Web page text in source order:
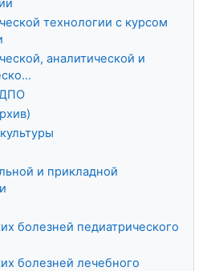
технологии с курсом
аналитической и
и прикладной
болезней педиатрического
болезней лечебного